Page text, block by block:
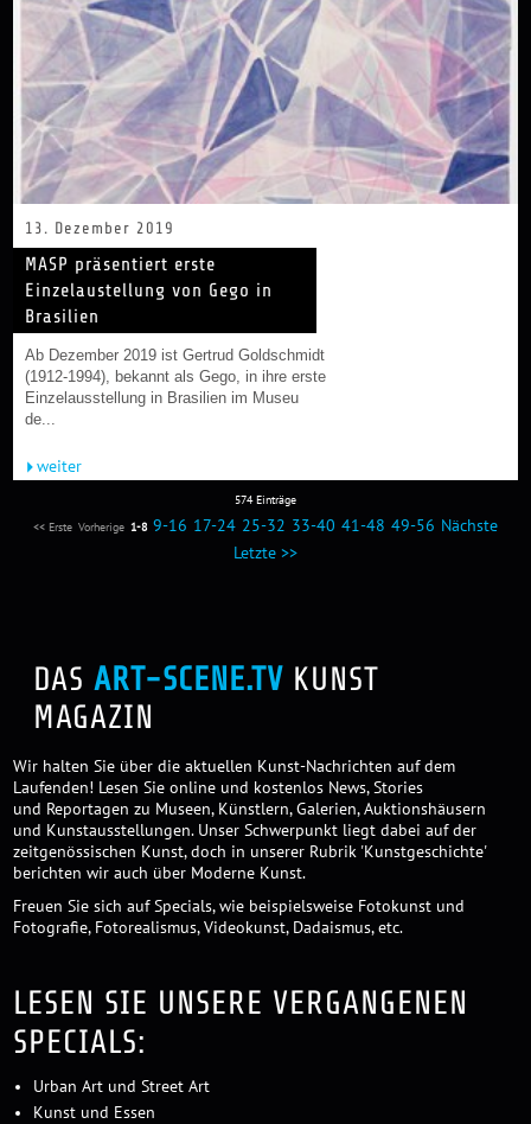
DAS ART-SCENE.TV KUNST
MAGAZIN
Wir halten Sie über die aktuellen Kunst-Nachrichten auf dem
Laufenden! Lesen Sie online und kostenlos News, Stories
und Reportagen zu Museen, Künstlern, Galerien, Auktionshäusern
und Kunstausstellungen. Unser Schwerpunkt liegt dabei auf der
zeitgenössischen Kunst, doch in unserer Rubrik 'Kunstgeschichte'
berichten wir auch über Moderne Kunst.
Freuen Sie sich auf Specials, wie beispielsweise Fotokunst und
Fotografie, Fotorealismus, Videokunst, Dadaismus, etc.
LESEN SIE UNSERE VERGANGENEN
SPECIALS:
Urban Art und Street Art
Kunst und Essen
13. Dezember 2019
MASP präsentiert erste
Einzelaustellung von Gego in
Brasilien
Ab Dezember 2019 ist Gertrud Goldschmidt
(1912-1994), bekannt als Gego, in ihre erste
Einzelausstellung in Brasilien im Museu
de...
weiter
574 Einträge
<< Erste Vorherige 1-8 9-16 17-24 25-32 33-40 41-48 49-56 Nächste
Letzte >>